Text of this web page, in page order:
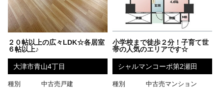
２０帖以上の広々LDK☆各居室
６帖以上♪
大津市青山4丁目
種別
中古売戸建
小学校まで徒歩２分！子育て世
帯の人気のエリアです☆
シャルマンコーポ第2瀬田
種別
中古売マンション